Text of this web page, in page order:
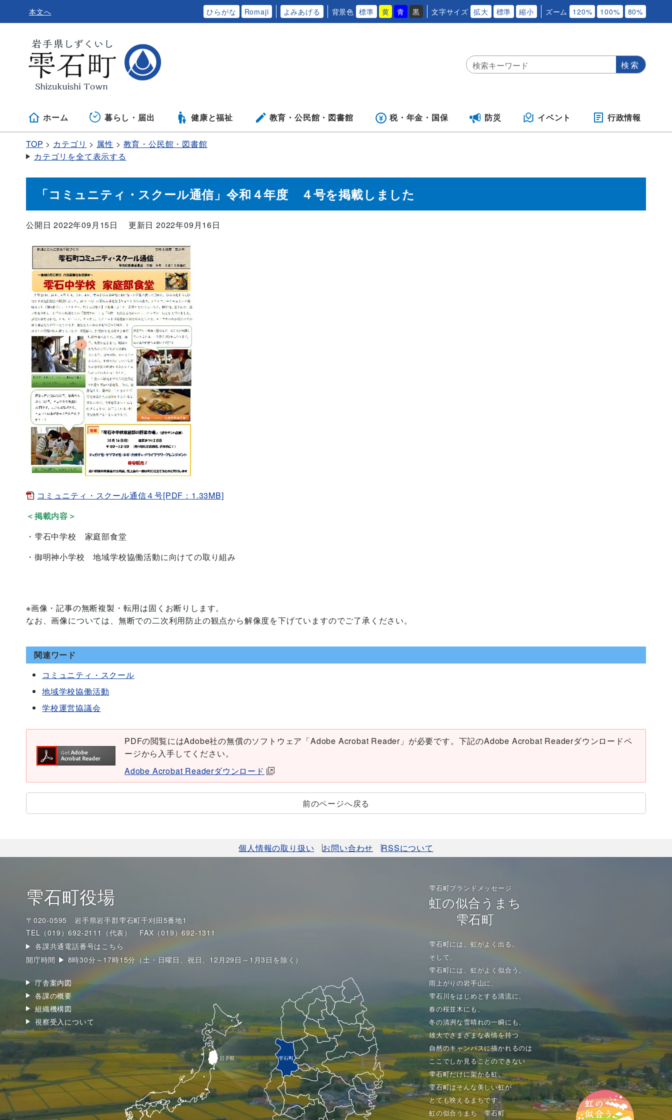
本文へ ひらがな Romaji よみあげる 背景色 標準 黄 青 黒 文字サイズ 拡大 標準 縮小 ズーム 120% 100% 80%
ホーム 暮らし・届出 健康と福祉 教育・公民館・ 図書館 税・年金・ 国保 防災 イベント 行政情報
TOP カテゴリ 属性
教育・公民館・図書館
カテゴリを全て表示する
「コミュニティ・スクール通信」令和４年度 ４号を掲載しました
公開日 2022年09月15日 更新日 2022年09月16日
コミュニティ・スクール通信４号[PDF：1.33MB]
＜掲載内容＞
・雫石中学校 家庭部食堂
・御明神小学校 地域学校協働活動に向けての取り組み
※画像・記事の無断複製・転用は固くお断りします。
なお、画像については、無断での二次利用防止の観点から解像度を下げていますのでご了承ください。
関連ワード
コミュニティ・スクール
地域学校協働活動
学校運営協議会
PDFの閲覧にはAdobe社の無償のソフトウェア「Adobe Acrobat Reader」が必要です。下記のAdobe Acrobat Readerダウンロードペ
ージから入手してください。
Adobe Acrobat Readerダウンロード
前のページへ戻る
個人情報の取り扱い お問い合わせ RSSについて
雫石町役場
〒020-0595 岩手県岩手郡雫石町千刈田5番地1
TEL（019）692-2111（代表）
FAX（019）692-1311
各課共通電話番号はこちら
開庁時間 ▶ 8時30分～17時15分（土・日曜日、祝日、12月29日～1月3日を除く）
庁舎案内図
各課の概要
組織機構図
視察受入について
雫石町ブランドメッセージ
虹の似合うまち
雫石町
雫石町には、虹がよく出る。
そして、
雫石町には、虹がよく似合う。
雨上がりの岩手山に、
雫石川をはじめとする清流に、
春の桜並木にも、
冬の清冽な雪晴れの一瞬にも、
雄大でさまざまな表情を持つ
自然のキャンパスに描かれるのは
ここでしか見ることのできない
雫石町だけに架かる虹。
雫石町はそんな美しい虹が
とても映えるまちです。
虹の似合うまち 雫石町